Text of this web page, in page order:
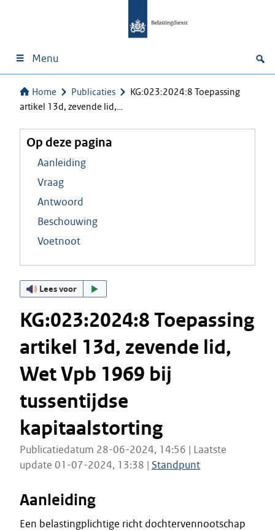
Menu
Home Publicaties
KG:023:2024:8 Toepassing
artikel 13d, zevende lid,…
Op deze pagina
Aanleiding
Vraag
Antwoord
Beschouwing
Voetnoot
Lees voor
KG:023:2024:8 Toepassing
artikel 13d, zevende lid,
Wet Vpb 1969 bij
tussentijdse
kapitaalstorting
Publicatiedatum 28-06-2024, 14:56 | Laatste
update 01-07-2024, 13:38 | Standpunt
Aanleiding
Een belastingplichtige richt dochtervennootschap